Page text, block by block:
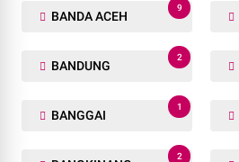
BANDA ACEH
9
BANDUNG
2
BANGGAI
1
2